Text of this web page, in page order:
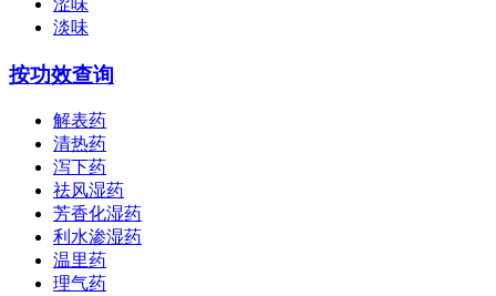
淡味
按功效查询
解表药
清热药
泻下药
祛风湿药
芳香化湿药
利水渗湿药
温里药
理气药